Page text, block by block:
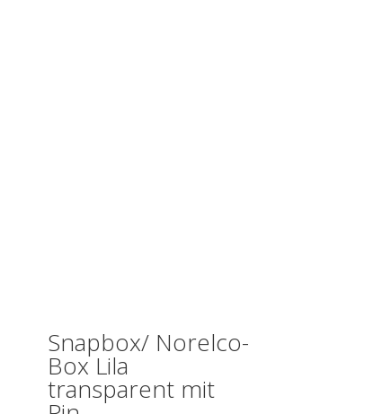
Snapbox/ Norelco-
Box Lila
transparent mit